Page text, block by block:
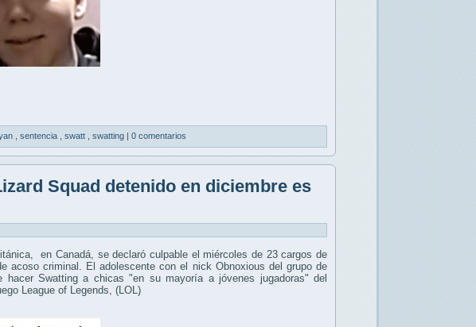
sentencia swatt swatting | 0 comentarios
Squad detenido en diciembre es
en Canadá, se declaró culpable el miércoles de 23 cargos de
acoso criminal. El adolescente con el nick Obnoxious del grupo de
Swatting a chicas "en su mayoría a jóvenes jugadoras" del
League of Legends, (LOL)